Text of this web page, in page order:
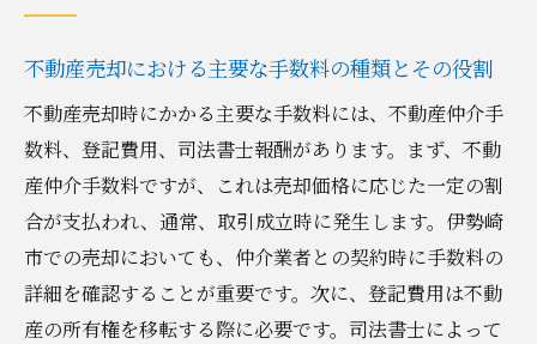
不動産売却における主要な手数料の種類とその役割
不動産売却時にかかる主要な手数料には、不動産仲介手
数料、登記費用、司法書士報酬があります。まず、不動
産仲介手数料ですが、これは売却価格に応じた一定の割
合が支払われ、通常、取引成立時に発生します。伊勢崎
市での売却においても、仲介業者との契約時に手数料の
詳細を確認することが重要です。次に、登記費用は不動
産の所有権を移転する際に必要です。司法書士によって